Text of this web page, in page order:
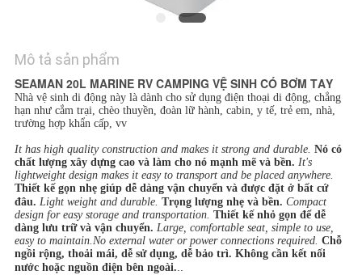
Mô tả sản phẩm
SEAMAN 20L MARINE RV CAMPING VỆ SINH CÓ BƠM TAY
Nhà vệ sinh di động này là dành cho sử dụng điện thoại di động, chẳng
hạn như cắm trại, chèo thuyền, đoàn lữ hành, cabin, y tế, trẻ em, nhà,
trường hợp khẩn cấp, vv
It has high quality construction and makes it strong and durable. Nó có
chất lượng xây dựng cao và làm cho nó mạnh mẽ và bền. It's
lightweight design makes it easy to transport and be placed anywhere.
Thiết kế gọn nhẹ giúp dễ dàng vận chuyển và được đặt ở bất cứ
đâu. Light weight and durable. Trọng lượng nhẹ và bền. Compact
design for easy storage and transportation. Thiết kế nhỏ gọn để dễ
dàng lưu trữ và vận chuyển. Large, comfortable seat, simple to use,
easy to maintain.No external water or power connections required. Chỗ
ngồi rộng, thoải mái, dễ sử dụng, dễ bảo trì. Không cần kết nối
nước hoặc nguồn điện bên ngoài...